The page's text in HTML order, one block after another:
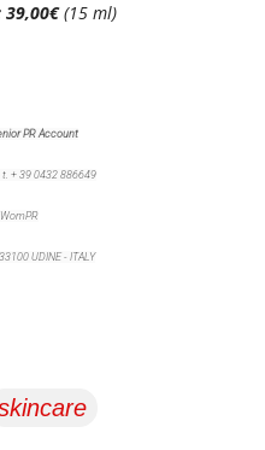
39,00€(15 ml)
PR Account
+ 39 0432 886649
UDINE - ITALY